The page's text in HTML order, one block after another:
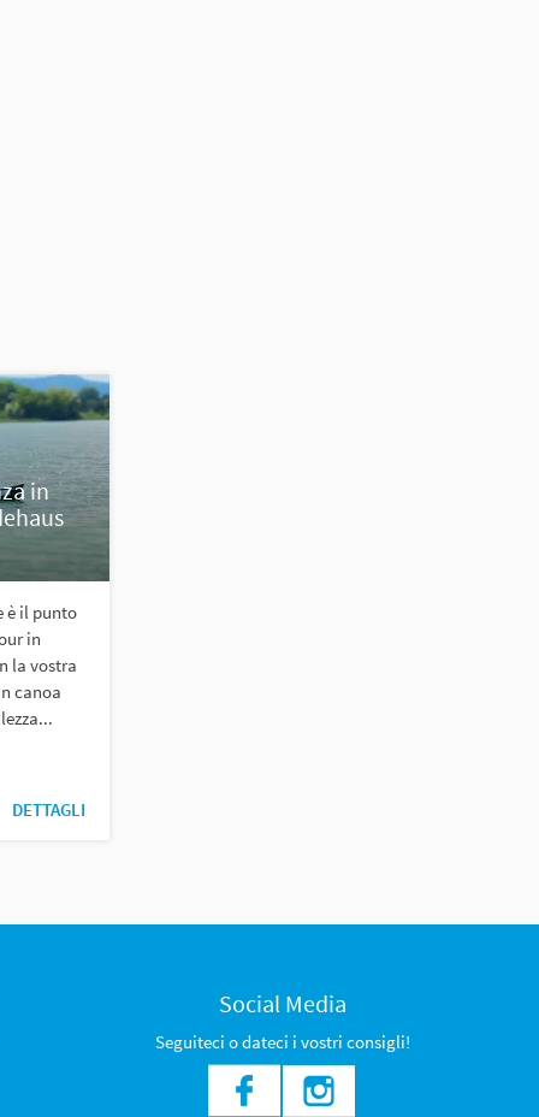
in
è il punto
in
la vostra
canoa
DETTAGLI
Social Media
Seguiteci o dateci i vostri consigli!